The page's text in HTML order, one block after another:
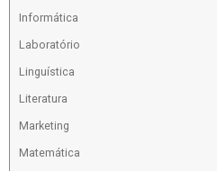
Informática
Laboratório
Linguística
Literatura
Marketing
Matemática